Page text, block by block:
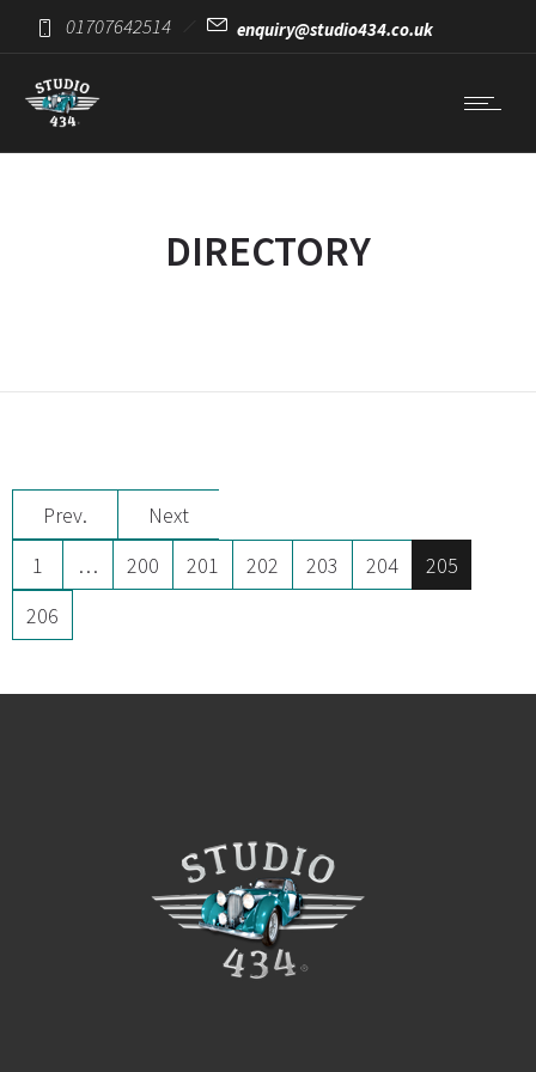
01707642514 enquiry@studio434.co.uk
DIRECTORY
Prev.
Next
1
… 200 201 202 203 204
205
206